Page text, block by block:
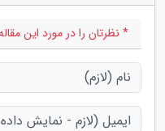
* نظرتان را در مورد این